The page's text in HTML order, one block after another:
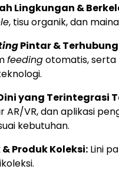
Lingkungan &
, tisu organik, dan
Pintar &
feedingotomatis,
yang Terintegrasi
AR/VR, dan aplikasi
kebutuhan.
Produk Koleksi: Lini